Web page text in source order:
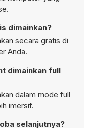
dimainkan?
secara gratis di
Anda.
dimainkan full
dalam mode full
imersif.
selanjutnya?